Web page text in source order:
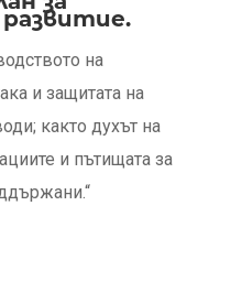
на
и защитата на
както духът на
и пътищата за